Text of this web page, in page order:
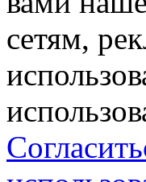
сетям,